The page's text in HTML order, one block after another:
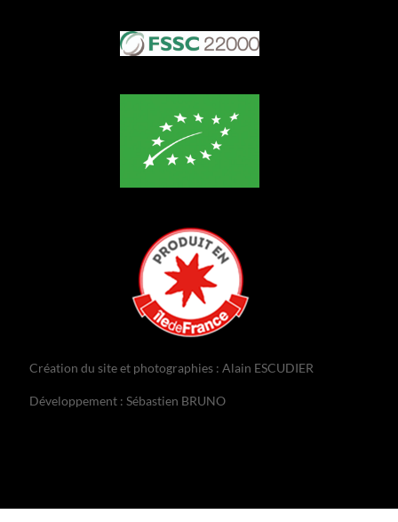
Création du site et photographies : Alain ESCUDIER
Développement : Sébastien BRUNO